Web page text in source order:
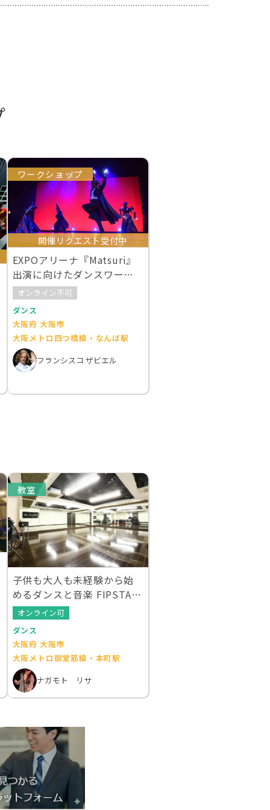
ワークショップ
開催リクエスト受付中
EXPOアリーナ『Matsuri』
出演に向けたダンスワーク
ショップ
オンライン不可
ダンス
大阪府 大阪市
大阪メトロ四つ橋線・なんば駅
フランシスコ ザビエル
教室
子供も大人も未経験から始
めるダンスと音楽 FIPSTA
(フィプスタ)
オンライン可
ダンス
大阪府 大阪市
大阪メトロ御堂筋線・本町駅
ナガモト リサ